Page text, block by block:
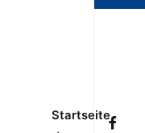
Startseite